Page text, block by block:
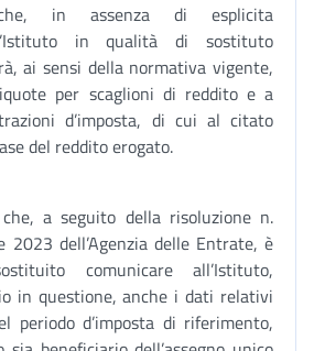
in assenza di esplicita
l’Istituto in qualità di sostituto
ai sensi della normativa vigente,
per scaglioni di reddito e a
d’imposta, di cui al citato
del reddito erogato.
a seguito della risoluzione n.
dell’Agenzia delle Entrate, è
comunicare all’Istituto,
in questione, anche i dati relativi
periodo d’imposta di riferimento,